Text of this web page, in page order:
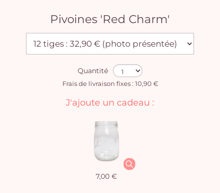
Pivoines 'Red Charm'
Quantité
Frais de livraison fixes : 10,90 €
J'ajoute un cadeau :
7,00 €